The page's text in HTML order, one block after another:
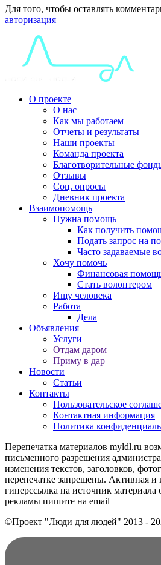
Для того, чтобы оставлять
авторизация
О проекте
О нас
Как мы работаем
Отчеты и результаты
Наши проекты
Команда проекта
Благотворительные
Отзывы
Соц. опросы
Дневник проекта
Взаимопомощь
Нужна помощь
Как получить
Подать запрос на
Часто задаваемые
Хочу помочь
Финансовая
Стать волонтером
Ищу человека
Работа
Дела
Объявления
Услуги
Отдам даром
Приму в дар
Новости
Статьи
Контакты
Пользовательское
Контактная информация
Политика
Перепечатка материалов myldl.ru
письменного разрешения
изменения текстов, заголовков,
перепечатке запрещены. Активная и
гиперссылка на источник материала
рекламы пишите на еmail
©Проект "Люди для людей" 2013 -